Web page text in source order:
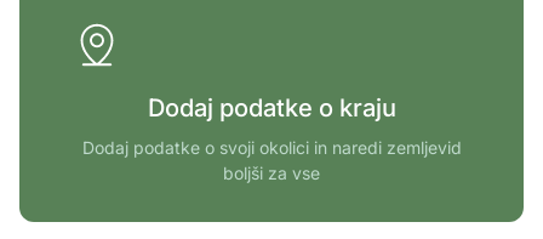
Dodaj podatke o kraju
Dodaj podatke o svoji okolici in naredi zemljevid
boljši za vse